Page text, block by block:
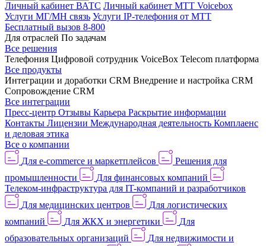
Личный кабинет ВАТС Личный кабинет МТТ Voicebox
Услуги МГ/МН связь Услуги IP-телефония от МТТ
Бесплатный вызов 8-800
Для отраслей По задачам
Все решения
Телефония Цифровой сотрудник VoiceBox Telecom платформа
Все продукты
Интеграции и доработки CRM Внедрение и настройка CRM
Сопровождение CRM
Все интеграции
Пресс-центр Отзывы Карьера Раскрытие информации
Контакты Лицензии Международная деятельность Комплаенс
и деловая этика
Все о компании
Для e-commerce и маркетплейсов
Решения для
промышленности
Для финансовых компаний
Телеком-инфраструктура для IT-компаний и разработчиков
Для медицинских центров
Для логистических
компаний
Для ЖКХ и энергетики
Для
образовательных организаций
Для недвижимости и